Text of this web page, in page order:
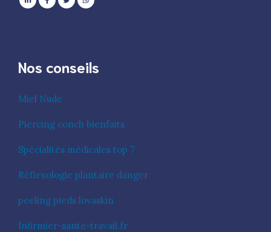
Nos conseils
Miel Nude
Piercing conch bienfaits
Spécialités médicales top 7
Réflexologie plantaire danger
peeling pieds lovaskin
Infirmier-sante-travail.fr